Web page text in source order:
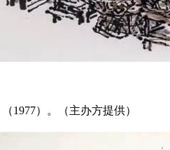
1977）。（主办方提供）